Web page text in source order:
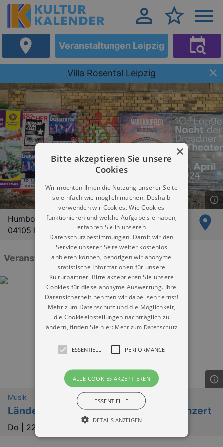
Veranstaltungen Leipzig
Villa Rosental Leipzig
Humboldtstr. 1
04105 Leipzig
Veranstaltungen: „Villa Rosental Leipzig“
Musik
Länderabend Kapverden mit Live-Konzert
Do | 22.10.2026 | 18:00
×
Bitte akzeptieren Sie unsere
Cookies
Wir möchten Ihnen die Nutzung unserer Seite
so einfach wie möglich machen. Deshalb
verwenden wir Cookies. Wie Cookies
funktionieren und welche Aufgabe sie haben,
erfahren Sie in unseren
Datenschutzbestimmungen. Damit wir den
Service unserer Seite weiter kostenlos
anbieten können, benötigen wir anonyme
statistische Informationen für unsere
Kulturpartner. Bitte akzeptieren Sie unsere
Cookies für diese anonyme Auswertung. Ihre
Datensicherheit nehmen wir dabei sehr ernst!
Mehr zum Datenschutz und die Möglichkeit,
die Cookieeinstellungen nachträglich zu
ändern, finden Sie hier: Mehr zum Datenschutz
ESSENTIELL PERFORMANCE
ALLE COOKIES AKZEPTIEREN
ESSENTIELLE
DETAILS ANZEIGEN